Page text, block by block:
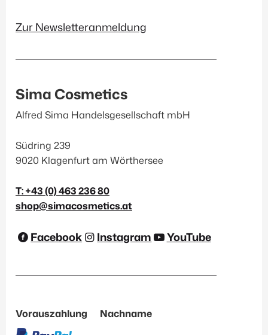
Zur Newsletteranmeldung
Sima Cosmetics
Alfred Sima Handelsgesellschaft mbH
Südring 239
9020 Klagenfurt am Wörthersee
T: +43 (0) 463 236 80
shop@simacosmetics.at
Facebook Instagram YouTube
Vorauszahlung Nachname